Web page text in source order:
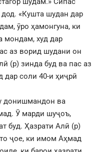
«Кушта шудан дар
ӯро ҳамонгуна, ки
мондам, худ дар
аз ворид шудани он
(р) зинда буд ва пас аз
дар соли 40-и ҳиҷрӣ
донишмандон ва
Ӯ марди шуҷоъ,
буд. Ҳазрати Алӣ (р)
ҷое, ки имом Аҳмад